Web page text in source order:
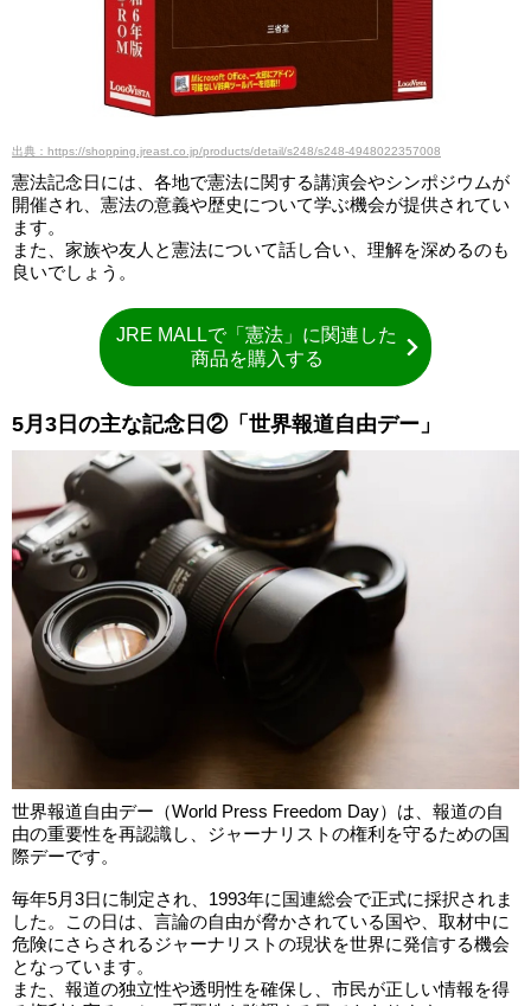
出典：https://shopping.jreast.co.jp/products/detail/s248/s248-4948022357008
憲法記念日には、各地で憲法に関する講演会やシンポジウムが
開催され、憲法の意義や歴史について学ぶ機会が提供されてい
ます。
また、家族や友人と憲法について話し合い、理解を深めるのも
良いでしょう。
JRE MALLで「憲法」に関連した
商品を購入する
5月3日の主な記念日②「世界報道自由デー」
世界報道自由デー（World Press Freedom Day）は、報道の自
由の重要性を再認識し、ジャーナリストの権利を守るための国
際デーです。
毎年5月3日に制定され、1993年に国連総会で正式に採択されま
した。この日は、言論の自由が脅かされている国や、取材中に
危険にさらされるジャーナリストの現状を世界に発信する機会
となっています。
また、報道の独立性や透明性を確保し、市民が正しい情報を得